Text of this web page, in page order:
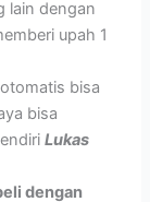
lain dengan
upah 1
bisa
bisa
Lukas
dengan